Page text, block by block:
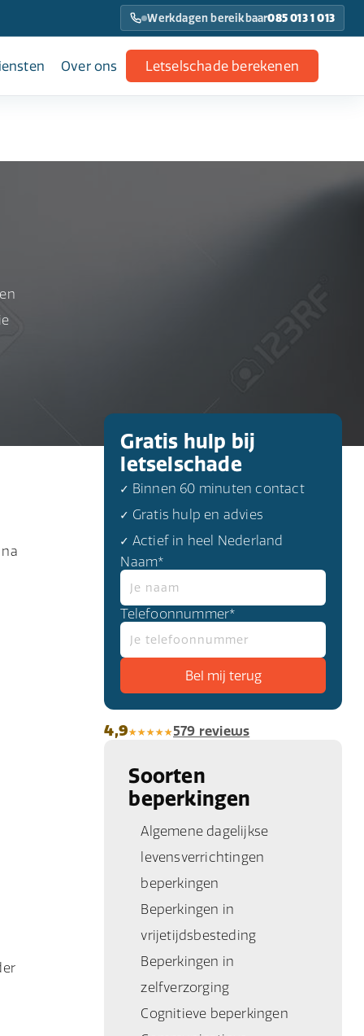
Werkdagen bereikbaar085 013 1 013
Over ons Letselschade berekenen
Gratis hulp bij
letselschade
✓ Binnen 60 minuten contact
✓ Gratis hulp en advies
✓ Actief in heel Nederland
Naam*
Telefoonnummer*
4,9 579 reviews
Soorten
beperkingen
Algemene dagelijkse
levensverrichtingen
beperkingen
Beperkingen in
vrijetijdsbesteding
Beperkingen in
zelfverzorging
Cognitieve beperkingen